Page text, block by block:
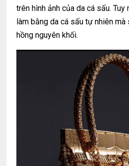
trên hình ảnh của da cá sấu.
làm bằng da cá sấu tự nhiên
hồng nguyên khối.